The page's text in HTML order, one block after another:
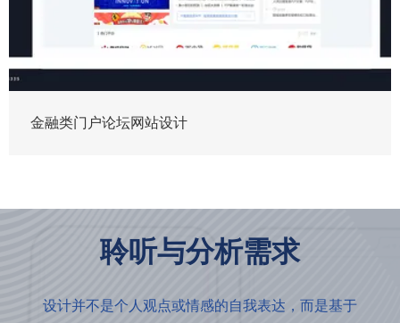
金融类门户论坛网站设计
聆听与分析需求
设计并不是个人观点或情感的自我表达，而是基于